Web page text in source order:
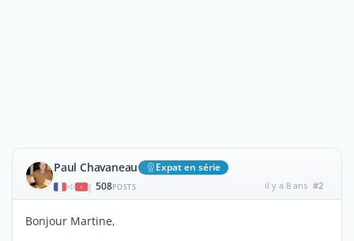
Paul Chavaneau Expat en série
| 508POSTS il y a 8 ans #2
Bonjour Martine,